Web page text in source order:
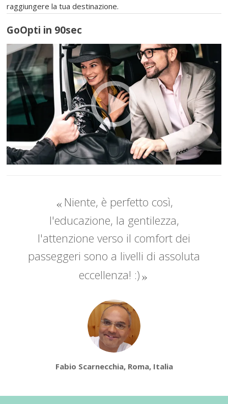
raggiungere la tua destinazione.
GoOpti in 90sec
Niente, è perfetto così,
l'educazione, la gentilezza,
l'attenzione verso il comfort dei
passeggeri sono a livelli di assoluta
eccellenza! :)
Fabio Scarnecchia, Roma, Italia